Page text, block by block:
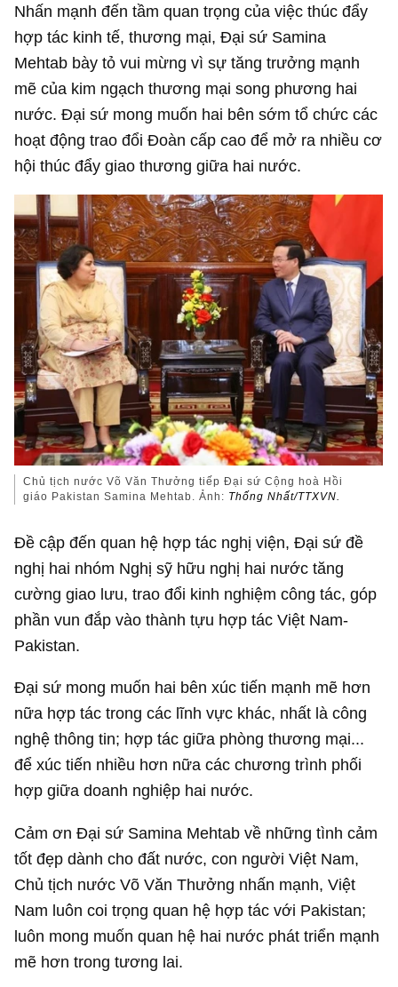
Nhấn mạnh đến tầm quan trọng của việc thúc đẩy
hợp tác kinh tế, thương mại, Đại sứ Samina
Mehtab bày tỏ vui mừng vì sự tăng trưởng mạnh
mẽ của kim ngạch thương mại song phương hai
nước. Đại sứ mong muốn hai bên sớm tổ chức các
hoạt động trao đổi Đoàn cấp cao để mở ra nhiều cơ
hội thúc đẩy giao thương giữa hai nước.
Chủ tịch nước Võ Văn Thưởng tiếp Đại sứ Cộng hoà Hồi
giáo Pakistan Samina Mehtab. Ảnh: Thống Nhất/TTXVN.
Đề cập đến quan hệ hợp tác nghị viện, Đại sứ đề
nghị hai nhóm Nghị sỹ hữu nghị hai nước tăng
cường giao lưu, trao đổi kinh nghiệm công tác, góp
phần vun đắp vào thành tựu hợp tác Việt Nam-
Pakistan.
Đại sứ mong muốn hai bên xúc tiến mạnh mẽ hơn
nữa hợp tác trong các lĩnh vực khác, nhất là công
nghệ thông tin; hợp tác giữa phòng thương mại...
để xúc tiến nhiều hơn nữa các chương trình phối
hợp giữa doanh nghiệp hai nước.
Cảm ơn Đại sứ Samina Mehtab về những tình cảm
tốt đẹp dành cho đất nước, con người Việt Nam,
Chủ tịch nước Võ Văn Thưởng nhấn mạnh, Việt
Nam luôn coi trọng quan hệ hợp tác với Pakistan;
luôn mong muốn quan hệ hai nước phát triển mạnh
mẽ hơn trong tương lai.